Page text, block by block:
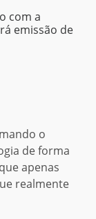
com a
emissão de
o
de forma
apenas
realmente